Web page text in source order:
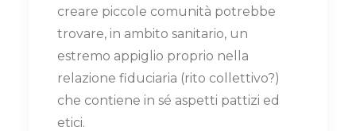
creare piccole comunità potrebbe
trovare, in ambito sanitario, un
estremo appiglio proprio nella
relazione fiduciaria (rito collettivo?)
che contiene in sé aspetti pattizi ed
etici.